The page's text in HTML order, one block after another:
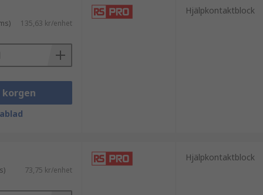
135,63 kr/enhet
korgen
Hjälpkontaktblock
73,75 kr/enhet
Hjälpkontaktblock